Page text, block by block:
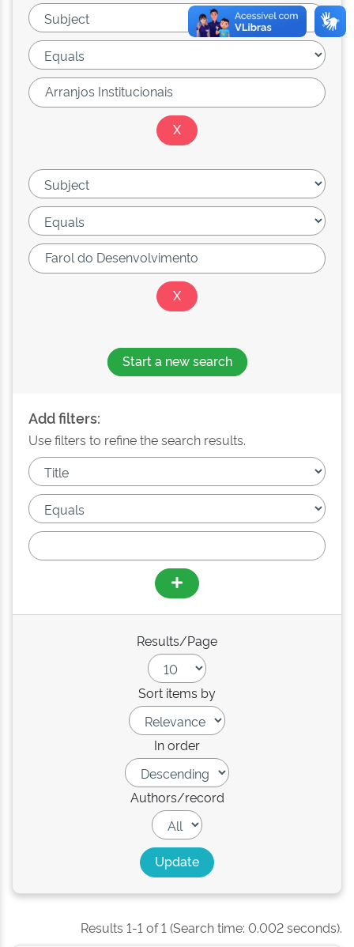
Start a new search
Add filters:
Use filters to refine the search results.
Results/Page
Sort items by
In order
Authors/record
Results 1-1 of 1 (Search time: 0.002 seconds).